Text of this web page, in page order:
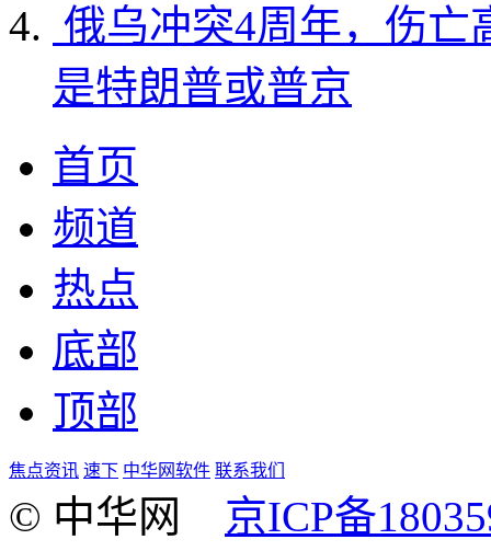
俄乌冲突4周年，伤亡
是特朗普或普京
首页
频道
热点
底部
顶部
焦点资讯 速下 中华网软件 联系我们
© 中华网 京ICP备